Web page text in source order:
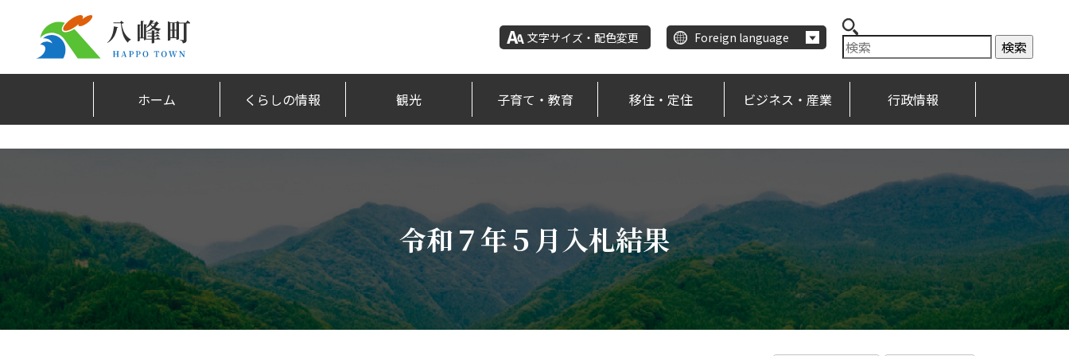
文字サイズ・配色変更 Foreign language
ホーム くらしの情報 観光 子育て・教育 移住・定住 ビジネス・産業 行政情報
令和７年５月入札結果